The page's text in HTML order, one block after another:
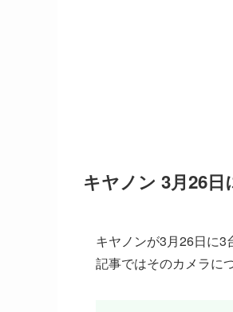
キヤノン 3月26日
キヤノンが3月26日に
記事ではそのカメラに